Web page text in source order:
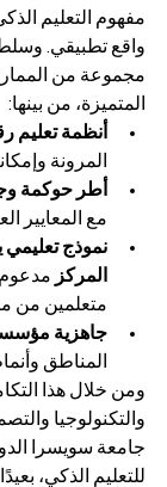
مفهوم التعليم
واقع تطبيقي.
مجموعة من
المتميزة، من بينها:
أنظمة تعليم
المرونة
أطر حوكمة
مع المعايير
نموذج
المركز مدعوم
متعلمين من
جاهزية
المناطق
ومن خلال هذا
والتكنولوجيا
جامعة سويسرا
للتعليم الذكي،